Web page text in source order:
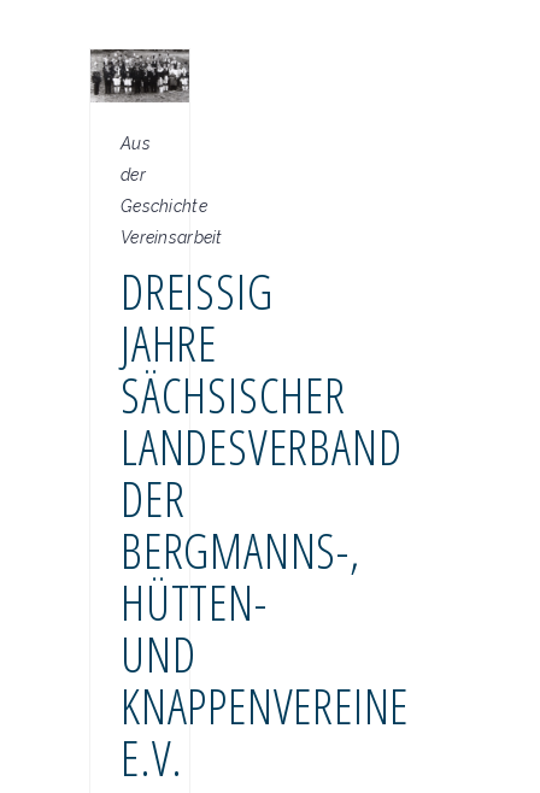
Aus
der
Geschichte
Vereinsarbeit
DREISSIG J
AHRE S
ÄCHSISCHER L
ANDESVERBAND D
ER B
ERGMANNS-, H
ÜTTEN- U
ND K
NAPPENVEREINE E
.V.